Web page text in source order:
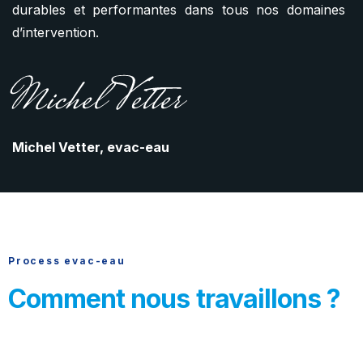
durables et performantes dans tous nos domaines
d’intervention.
Michel Vetter, evac-eau
Process evac-eau
Comment nous travaillons ?